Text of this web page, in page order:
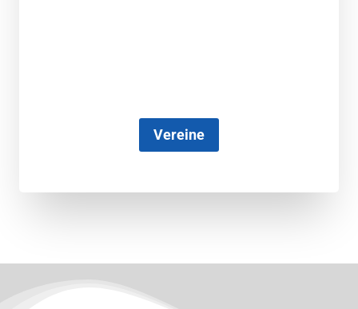
Vereine